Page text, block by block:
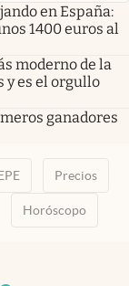
en España:
1400 euros al
moderno de la
y es el orgullo
ganadores
Precios
Horóscopo
pestaña
nueva pestaña
en nueva pestaña